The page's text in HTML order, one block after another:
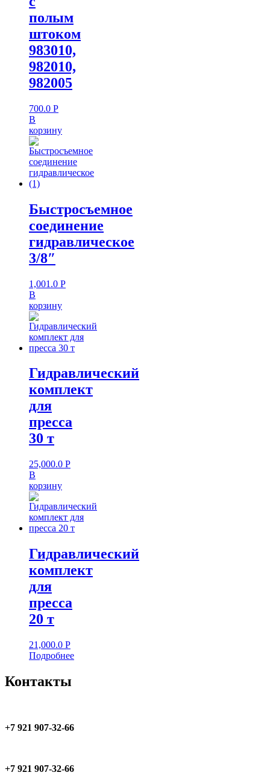
полым
штоком
983010,
982010,
982005
700.0 Р
В
корзину
Быстросъемное
соединение
гидравлическое
3/8″
1,001.0 Р
В
корзину
Гидравлический
комплект
для
пресса
30 т
25,000.0 Р
В
корзину
Гидравлический
комплект
для
пресса
20 т
21,000.0 Р
Подробнее
Контакты
+7 921 907-32-66
+7 921 907-32-66